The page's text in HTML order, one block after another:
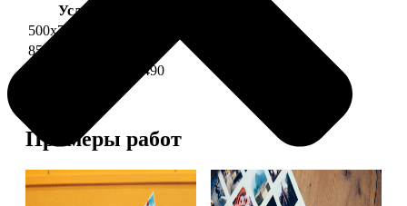
Услуга
500х700 глянец
850х600 глянец
5490
Примеры работ